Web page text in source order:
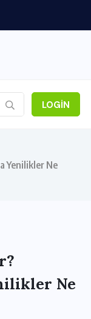
LOGIN
Yenilikler Ne
Ne